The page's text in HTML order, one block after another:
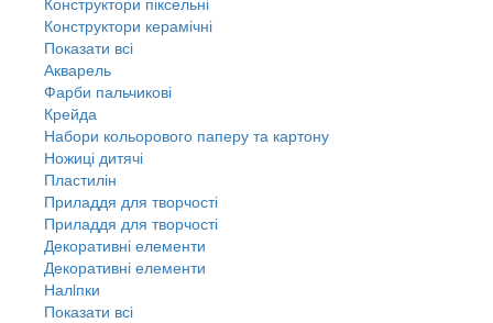
Конструктори керамічні
Показати всі
Акварель
Фарби пальчикові
Крейда
Набори кольорового паперу та картону
Ножиці дитячі
Пластилін
Приладдя для творчості
Приладдя для творчості
Декоративні елементи
Декоративні елементи
Налiпки
Показати всі